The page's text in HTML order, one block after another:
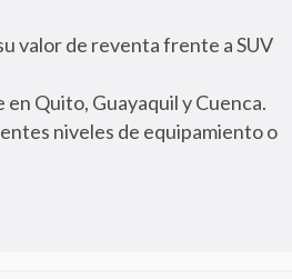
valor de reventa frente a SUV
Quito, Guayaquil y Cuenca.
niveles de equipamiento o